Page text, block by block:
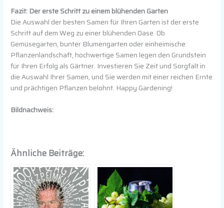
Fazit: Der erste Schritt zu einem blühenden Garten
Die Auswahl der besten Samen für Ihren Garten ist der erste
Schritt auf dem Weg zu einer blühenden Oase. Ob
Gemüsegarten, bunter Blumengarten oder einheimische
Pflanzenlandschaft, hochwertige Samen legen den Grundstein
für Ihren Erfolg als Gärtner. Investieren Sie Zeit und Sorgfalt in
die Auswahl Ihrer Samen, und Sie werden mit einer reichen Ernte
und prächtigen Pflanzen belohnt. Happy Gardening!
Bildnachweis:
Ähnliche Beiträge: